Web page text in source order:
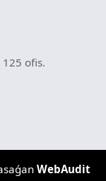
ofis.
WebAudit